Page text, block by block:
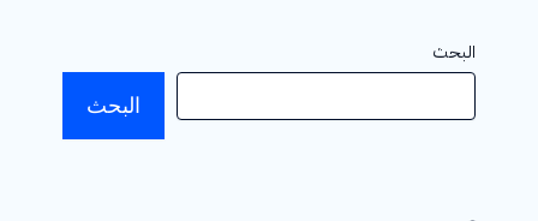
البحث
البحث